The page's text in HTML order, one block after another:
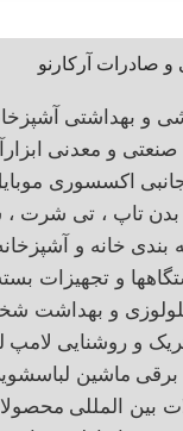
صادرات آرکارنو
و بهداشتی
صنعتی و معدنی
اکسسوری
تاپ ، تی شرت ،
بندی خانه و
و تجهیزات
و بهداشت
و روشنایی لامپ
برقی ماشین
بین المللی